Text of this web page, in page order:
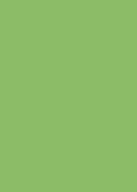
kameras, Portatīvie